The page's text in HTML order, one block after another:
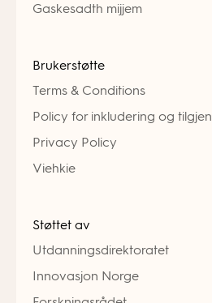
Gaskesadth mijjem
Brukerstøtte
Terms & Conditions
Policy for inkludering og
Privacy Policy
Viehkie
Støttet av
Utdanningsdirektoratet
Innovasjon Norge